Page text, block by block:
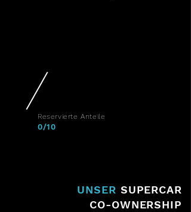
Reservierte Anteile
0/10
UNSER SUPERCAR
CO-OWNERSHIP